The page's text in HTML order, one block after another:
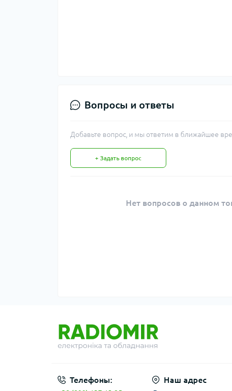
Вопросы и ответы
Добавьте вопрос, и мы ответим в ближайшее
+ Задать вопрос
Нет вопросов о данном
Телефоны: Наш адрес